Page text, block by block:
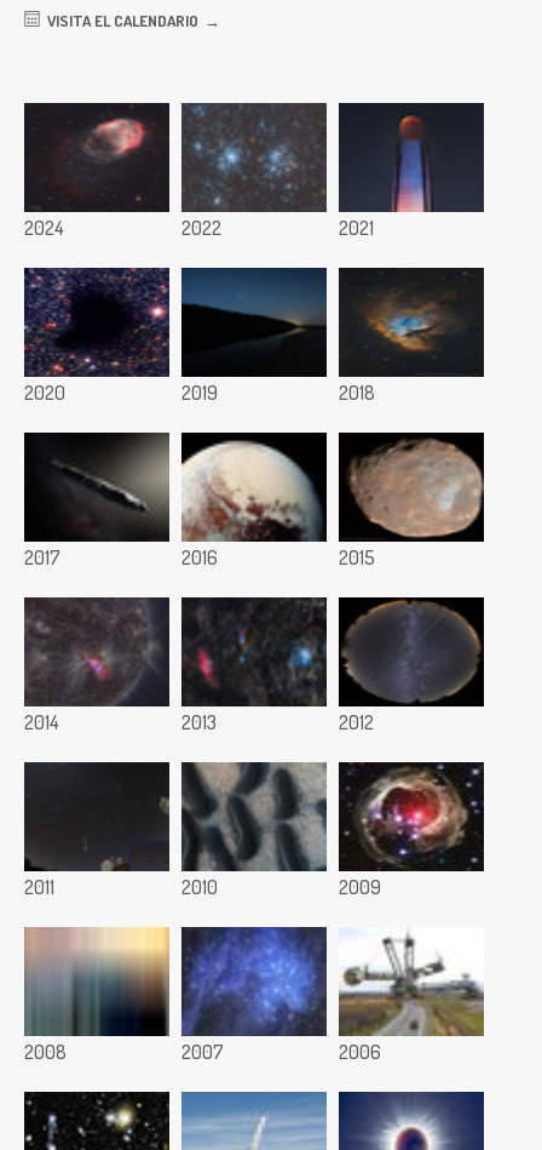
VISITA EL CALENDARIO
2024 2022 2021
2020 2019 2018
2017 2016 2015
2014 2013 2012
2011 2010 2009
2008 2007 2006